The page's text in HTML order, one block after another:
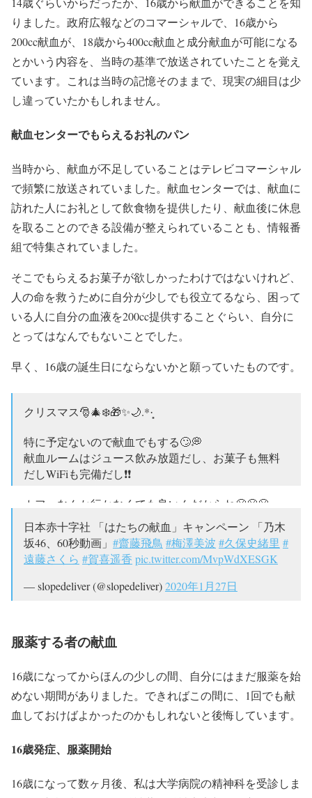
りました。政府広報などのコマーシャルで、16歳から
200cc献血が、18歳から400cc献血と成分献血が可能になる
とかいう内容を、当時の基準で放送されていたことを覚え
ています。これは当時の記憶そのままで、現実の細目は少
し違っていたかもしれません。
献血センターでもらえるお礼のパン
当時から、献血が不足していることはテレビコマーシャル
で頻繁に放送されていました。献血センターでは、献血に
訪れた人にお礼として飲食物を提供したり、献血後に休息
を取ることのできる設備が整えられていることも、情報番
組で特集されていました。
そこでもらえるお菓子が欲しかったわけではないけれど、
人の命を救うために自分が少しでも役立てるなら、困って
いる人に自分の血液を200cc提供することぐらい、自分に
とってはなんでもないことでした。
早く、16歳の誕生日にならないかと願っていたものです。
クリスマス🎅🎄❄️🎁✨🌙.*·̩͙
特に予定ないので献血でもする🙄💭
献血ルームはジュース飲み放題だし、お菓子も無料
だしWiFiも完備だし❗❗
カフェなんか行かなくても良いんだからね😤😤😤
24歳まではプレゼント貰えるって……
おばぁちゃん泣いちゃう(；A；)
pic.twitter.com/eIi29FkRgh
— ＊ルナ＊リネ休止@趣味垢 (@runa__marble)
日本赤十字社 「はたちの献血」キャンペーン 「乃木
坂46、60秒動画」 #齋藤飛鳥 #梅澤美波 #久保史緒里 #
遠藤さくら #賀喜遥香 pic.twitter.com/MvpWdXESGK
— slopedeliver (@slopedeliver)2020年1月27日
服薬する者の献血
16歳になってからほんの少しの間、自分にはまだ服薬を始
めない期間がありました。できればこの間に、1回でも献
血しておけばよかったのかもしれないと後悔しています。
16歳発症、服薬開始
16歳になって数ヶ月後、私は大学病院の精神科を受診しま